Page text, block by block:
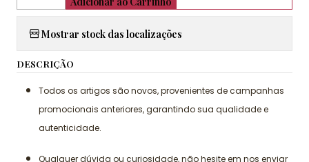
Mostrar stock das localizações
DESCRIÇÃO
Todos os artigos são novos, provenientes de campanhas
promocionais anteriores, garantindo sua qualidade e
autenticidade.
Qualquer dúvida ou curiosidade, não hesite em nos enviar